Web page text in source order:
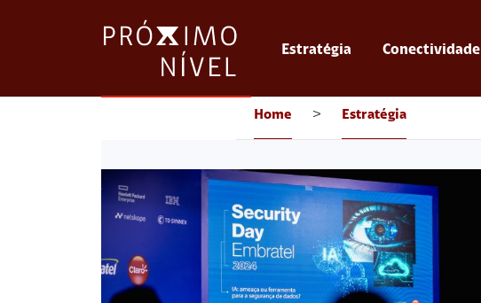
Estratégia Conectividade
Home > Estratégia